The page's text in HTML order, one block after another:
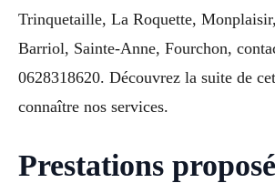
Trinquetaille, La Roquette,
Barriol, Sainte-Anne, Fourchon,
0628318620. Découvrez la suite de
connaître nos services.
Prestations